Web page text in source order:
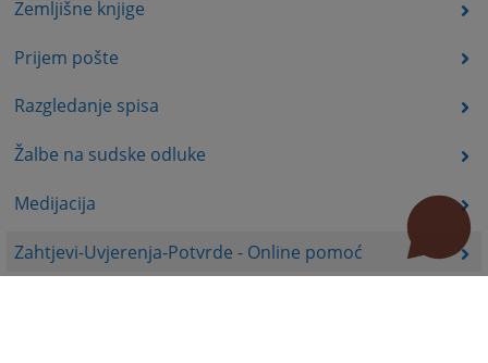
Zemljišne knjige
Prijem pošte
Razgledanje spisa
Žalbe na sudske odluke
Medijacija
Zahtjevi-Uvjerenja-Potvrde - Online pomoć